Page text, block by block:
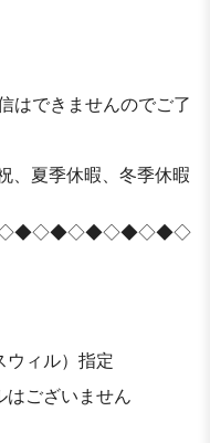
はできませんのでご了
、夏季休暇、冬季休暇
ウィル）指定
はございません